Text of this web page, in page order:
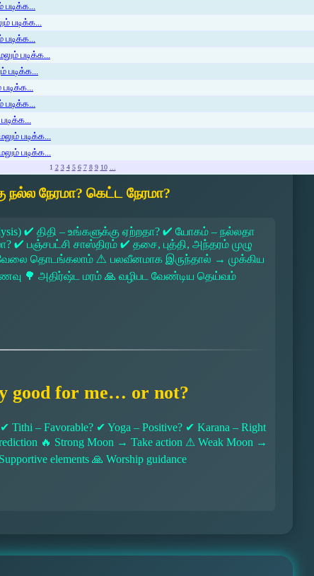
படிக்க...
படிக்க...
படிக்க...
படிக்க...
படிக்க...
படிக்க...
படிக்க...
படிக்க...
1 2 3 4 5 6 7 8 9 10 ...
நேரமா? கெட்ட நேரமா?
✔ திதி – உங்களுக்கு ஏற்றதா? ✔ யோகம் – நல்லதா
✔ பஞ்சபட்சி சாஸ்திரம் ✔ தசை, புத்தி, அந்தரம் முழு
வேலை தொடங்கலாம் ⚠ பலவீனமாக இருந்தால் → முக்கிய
🌳 அதிர்ஷ்ட மரம் 🙏 வழிபட வேண்டிய தெய்வம்
good for me… or not?
Tithi – Favorable? ✔ Yoga – Positive? ✔ Karana – Right
🔥 Strong Moon → Take action ⚠ Weak Moon →
elements 🙏 Worship guidance